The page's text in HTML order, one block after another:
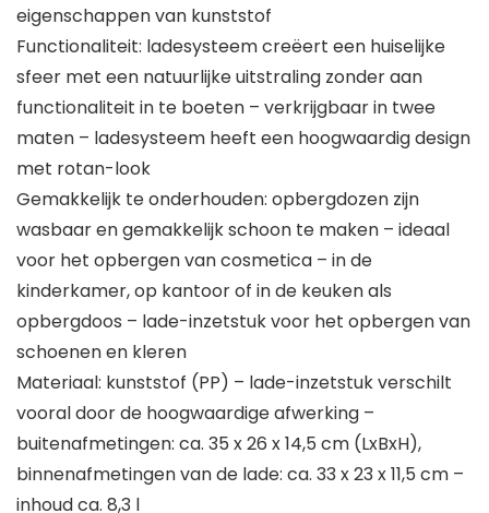
eigenschappen van kunststof
Functionaliteit: ladesysteem creëert een huiselijke
sfeer met een natuurlijke uitstraling zonder aan
functionaliteit in te boeten – verkrijgbaar in twee
maten – ladesysteem heeft een hoogwaardig design
met rotan-look
Gemakkelijk te onderhouden: opbergdozen zijn
wasbaar en gemakkelijk schoon te maken – ideaal
voor het opbergen van cosmetica – in de
kinderkamer, op kantoor of in de keuken als
opbergdoos – lade-inzetstuk voor het opbergen van
schoenen en kleren
Materiaal: kunststof (PP) – lade-inzetstuk verschilt
vooral door de hoogwaardige afwerking –
buitenafmetingen: ca. 35 x 26 x 14,5 cm (LxBxH),
binnenafmetingen van de lade: ca. 33 x 23 x 11,5 cm –
inhoud ca. 8,3 l